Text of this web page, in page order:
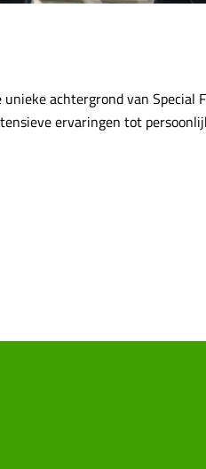
achtergrond van Special
ervaringen tot